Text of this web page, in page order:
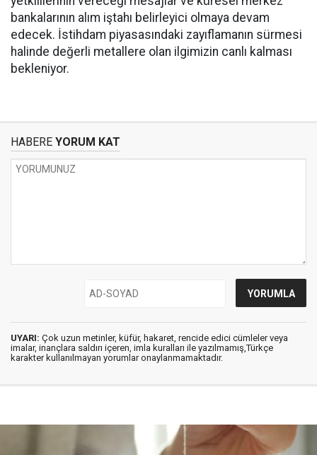
bankalarının alım iştahı belirleyici olmaya devam
edecek. İstihdam piyasasındaki zayıflamanın sürmesi
halinde değerli metallere olan ilgimizin canlı kalması
bekleniyor.
HABERE YORUM KAT
UYARI: Çok uzun metinler, küfür, hakaret, rencide edici cümleler veya
imalar, inançlara saldırı içeren, imla kuralları ile yazılmamış,Türkçe
karakter kullanılmayan yorumlar onaylanmamaktadır.